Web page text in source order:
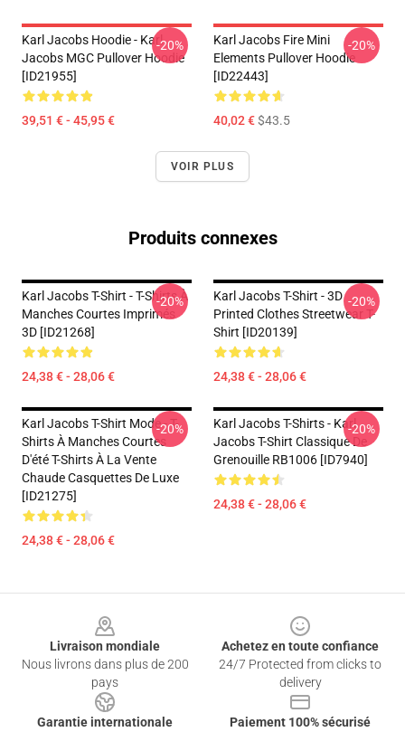
Karl Jacobs Hoodie - Karl
Jacobs MGC Pullover Hoodie
[ID21955]
39,51 € - 45,95 €
-20%
Karl Jacobs Fire Mini
Elements Pullover Hoodie
[ID22443]
40,02 €$43.5
-20%
VOIR PLUS
Produits connexes
Karl Jacobs T-Shirt - T-Shirts À
Manches Courtes Imprimés
3D [ID21268]
24,38 € - 28,06 €
-20%
Karl Jacobs T-Shirt - 3D
Printed Clothes Streetwear T-
Shirt [ID20139]
24,38 € - 28,06 €
-20%
Karl Jacobs T-Shirt Mode - T-
Shirts À Manches Courtes
D'été T-Shirts À La Vente
Chaude Casquettes De Luxe
[ID21275]
24,38 € - 28,06 €
-20%
Karl Jacobs T-Shirts - Karl
Jacobs T-Shirt Classique De
Grenouille RB1006 [ID7940]
24,38 € - 28,06 €
-20%
Livraison mondiale
Nous livrons dans plus de 200
pays
Achetez en toute confiance
24/7 Protected from clicks to
delivery
Garantie internationale
Paiement 100% sécurisé